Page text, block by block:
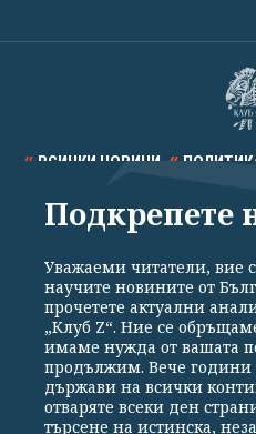
ВСИЧКИ НОВИНИ
СПОРТ КУЛТУРА
Общи условия
Реклама
Партньори
Подкрепете
Уважаеми читатели, вие
научите новините от
прочетете актуални
„Клуб Z“. Ние се
имаме нужда от вашата
продължим. Вече години
държави на всички
отваряте всеки ден
търсене на истинска,